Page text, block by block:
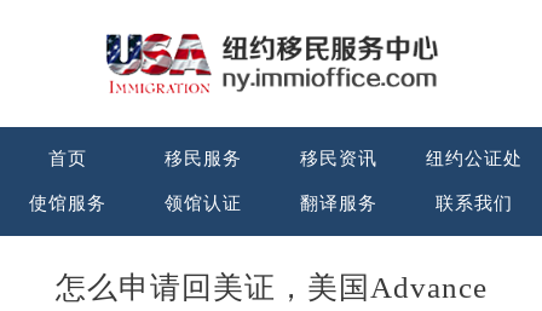
首页 移民服务 移民资讯 纽约公证处
使馆服务 领馆认证 翻译服务 联系我们
怎么申请回美证，美国Advance